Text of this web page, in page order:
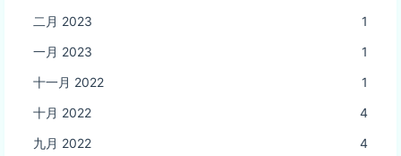
二月 2023
1
一月 2023
1
十一月 2022
1
十月 2022
4
九月 2022
4